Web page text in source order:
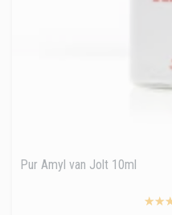
Pur Amyl van Jolt 10ml